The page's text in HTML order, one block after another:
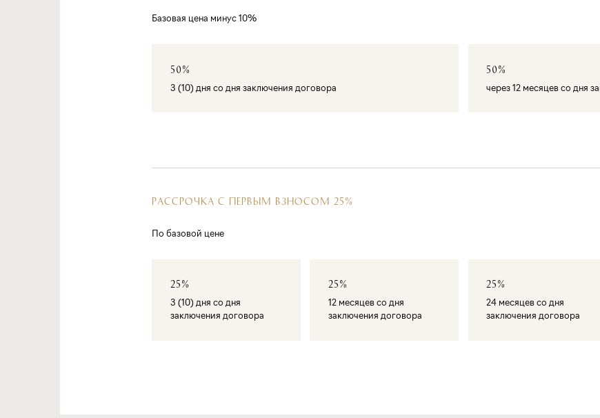
Базовая цена минус 10%
50%
3 (10) дня со дня заключения договора
50%
через 12 месяцев со дня
РАССРОЧКА С ПЕРВЫМ ВЗНОСОМ 25%
По базовой цене
25%
3 (10) дня со дня
заключения договора
25%
12 месяцев со дня
заключения договора
25%
24 месяцев со дня
заключения договора